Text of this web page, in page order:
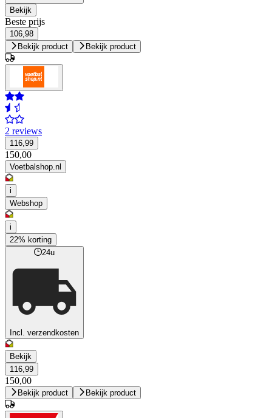
Bekijk
Beste prijs
106,98
Bekijk product
Bekijk product
2 reviews
116,99
150,00
Voetbalshop.nl
i
Webshop
i
22% korting
24u
Incl. verzendkosten
Bekijk
116,99
150,00
Bekijk product Bekijk product